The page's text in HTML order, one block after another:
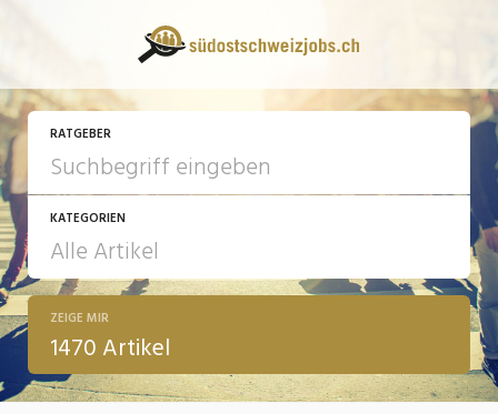
RATGEBER
KATEGORIEN
13 Fragen - 13 Antworten
Arbeit
ZEIGE MIR
1470 Artikel